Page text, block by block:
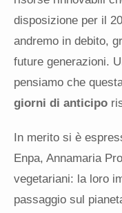
disposizione per il
andremo in debito,
future generazioni.
pensiamo che
giorni di anticipo
In merito si è
Enpa, Annamaria
vegetariani: la loro
passaggio sul